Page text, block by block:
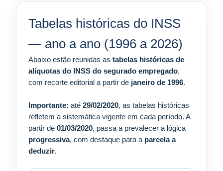
Tabelas históricas do INSS
— ano a ano (1996 a 2026)
Abaixo estão reunidas astabelas históricas de
alíquotas do INSS do segurado empregado,
com recorte editorial a partir de janeiro de 1996.
Importante: até29/02/2020, as tabelas históricas
refletem a sistemática vigente em cada período. A
partir de01/03/2020, passa a prevalecer a lógica
progressiva, com destaque para a parcela a
deduzir.